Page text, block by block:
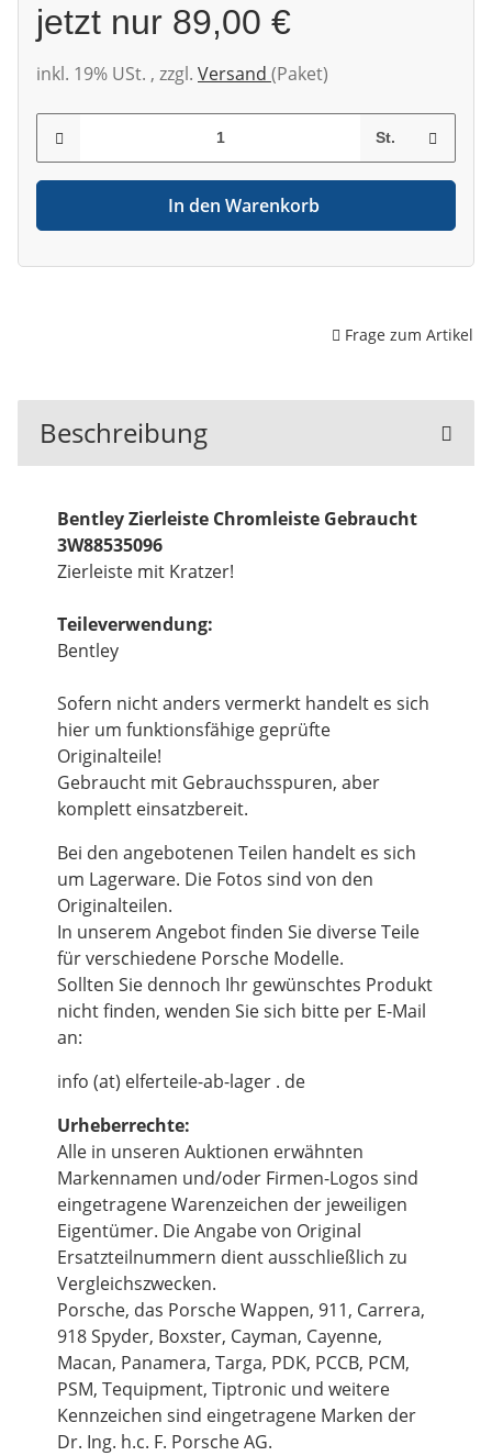
jetzt nur 89,00 €
inkl. 19% USt. , zzgl. Versand (Paket)
St.
In den Warenkorb
Frage zum Artikel
Beschreibung
Bentley Zierleiste Chromleiste Gebraucht
3W88535096
Zierleiste mit Kratzer!
Teileverwendung:
Bentley
Sofern nicht anders vermerkt handelt es sich
hier um funktionsfähige geprüfte
Originalteile!
Gebraucht mit Gebrauchsspuren, aber
komplett einsatzbereit.
Bei den angebotenen Teilen handelt es sich
um Lagerware. Die Fotos sind von den
Originalteilen.
In unserem Angebot finden Sie diverse Teile
für verschiedene Porsche Modelle.
Sollten Sie dennoch Ihr gewünschtes Produkt
nicht finden, wenden Sie sich bitte per E-Mail
an:
info (at) elferteile-ab-lager . de
Urheberrechte:
Alle in unseren Auktionen erwähnten
Markennamen und/oder Firmen-Logos sind
eingetragene Warenzeichen der jeweiligen
Eigentümer. Die Angabe von Original
Ersatzteilnummern dient ausschließlich zu
Vergleichszwecken.
Porsche, das Porsche Wappen, 911, Carrera,
918 Spyder, Boxster, Cayman, Cayenne,
Macan, Panamera, Targa, PDK, PCCB, PCM,
PSM, Tequipment, Tiptronic und weitere
Kennzeichen sind eingetragene Marken der
Dr. Ing. h.c. F. Porsche AG.